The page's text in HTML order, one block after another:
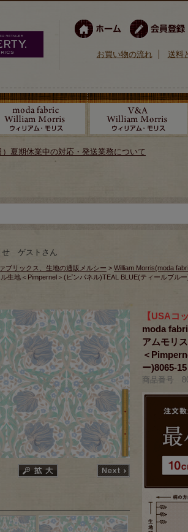
お買い物の流れ 送料
夏期休業中の対応・発送業務について
せ ゲストさん
ブリックス、生地の通販メルシー > William Morris(moda
生地＜Pimpernel＞(ピンパネル)TEAL BLUE(ティールブル
【USAコ
moda
アムモリ
＜
ー)8065-15
商品番号